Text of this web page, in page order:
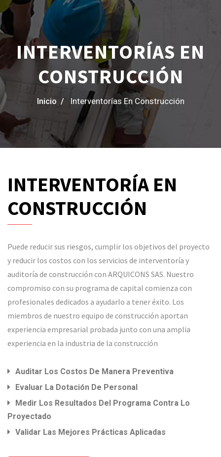
INTERVENTORÍAS EN
CONSTRUCCIÓN
Inicio / Interventorías En Construcción
INTERVENTORÍA EN
CONSTRUCCIÓN
Puede reducir sus riesgos, cumplir los objetivos del proyecto
y reducir los costos con los servicios de interventoría y
auditoría de construcción con ARQUICONS SAS. Nuestro
compromiso con su programa de capital comienza con
profesionales dedicados a ayudarlo a tener éxito. Los
miembros de nuestro equipo de construcción aportan
experiencia empresarial probada junto con una amplia
experiencia en la industria de la construcción
Auditar Los Costos De Manera Preventiva
Evaluar La Dotación De Personal
Medir Los Resultados Del Programa Contra Lo
Proyectado
Validar Las Mejores Prácticas Aplicadas